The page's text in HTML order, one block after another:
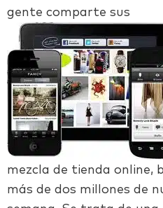
gente comparte sus
mezcla de tienda online,
más de dos millones de